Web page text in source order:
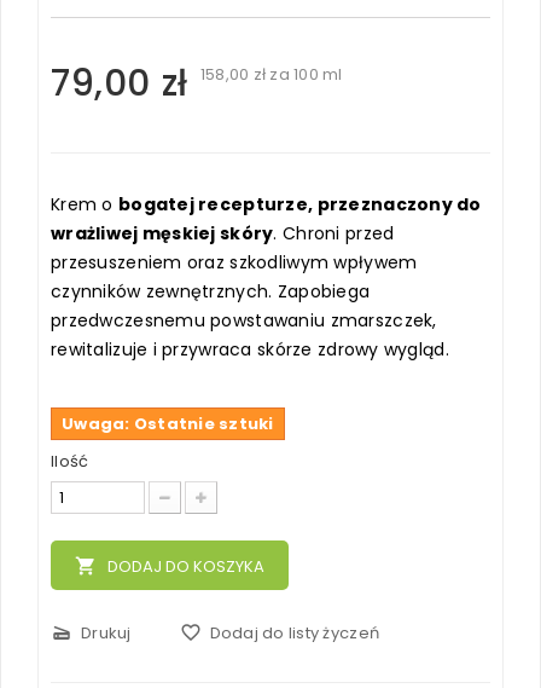
79,00 zł 158,00 zł za 100 ml
Krem o bogatej recepturze, przeznaczony do
wrażliwej męskiej skóry. Chroni przed
przesuszeniem oraz szkodliwym wpływem
czynników zewnętrznych. Zapobiega
przedwczesnemu powstawaniu zmarszczek,
rewitalizuje i przywraca skórze zdrowy wygląd.
Uwaga: Ostatnie sztuki
Ilość
local_grocery_store DODAJ DO KOSZYKA
scanner Drukuj favorite_border Dodaj do listy życzeń